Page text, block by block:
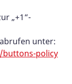
„+1“-
unter:
policy